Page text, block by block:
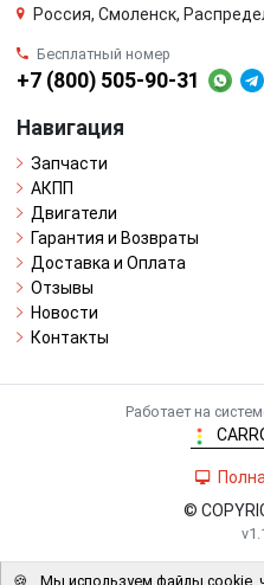
Россия, Смоленск,
Бесплатный номер
+7 (800) 505-90-31
Навигация
Запчасти
АКПП
Двигатели
Гарантия и Возвраты
Доставка и Оплата
Отзывы
Новости
Контакты
Работает на
©
🍪 Мы используем файлы cookie,